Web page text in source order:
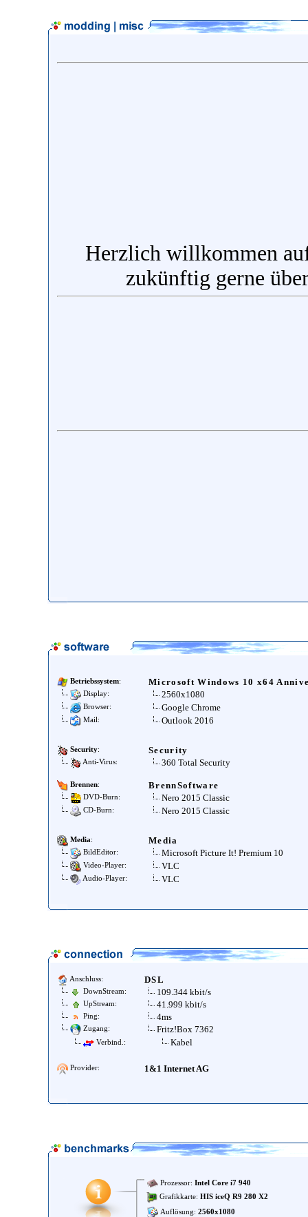
Herzlich willkommen
zukünftig gerne
Betriebssystem: Microsoft Windows 10 x64
Display: 2560x1080
Browser: Google Chrome
Mail: Outlook 2016
Security: Security
Anti-Virus: 360 Total Security
Brennen: BrennSoftware
DVD-Burn: Nero 2015 Classic
CD-Burn: Nero 2015 Classic
Media: Media
BildEditor: Microsoft Picture It! Premium 10
Video-Player: VLC
Audio-Player: VLC
Anschluss: DSL
DownStream: 109.344 kbit/s
UpStream: 41.999 kbit/s
Ping: 4ms
Zugang: Fritz!Box 7362
Verbind.: Kabel
Provider: 1&1 Internet AG
Prozessor: Intel Core i7 940
Grafikkarte: HIS iceQ R9 280 X2
Auflösung: 2560x1080